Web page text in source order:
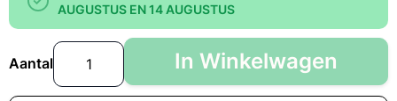
AUGUSTUS EN 14 AUGUSTUS
Aantal In Winkelwagen